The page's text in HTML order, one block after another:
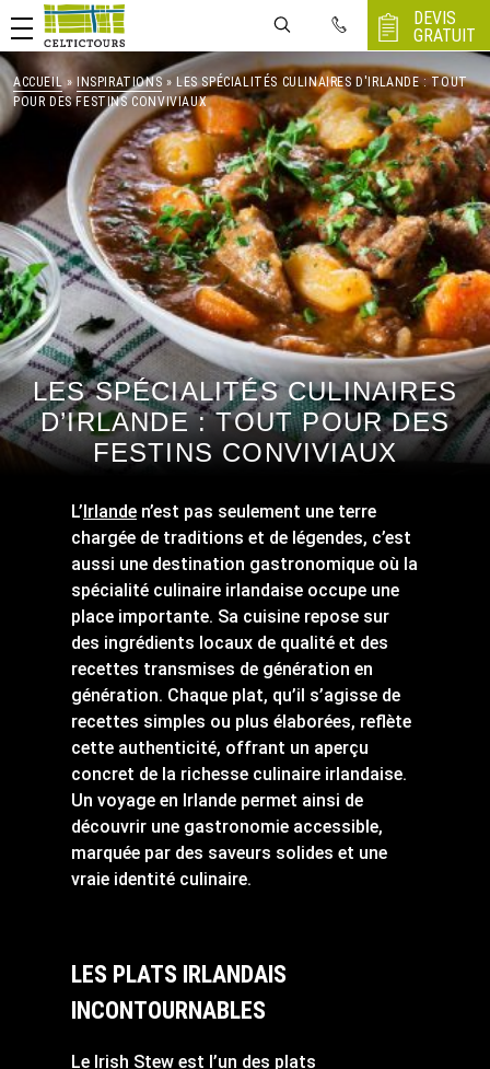
DEVIS
GRATUIT
ACCUEIL » INSPIRATIONS » LES SPÉCIALITÉS CULINAIRES D'IRLANDE : TOUT
POUR DES FESTINS CONVIVIAUX
LES SPÉCIALITÉS CULINAIRES
D’IRLANDE : TOUT POUR DES
FESTINS CONVIVIAUX
L’Irlande n’est pas seulement une terre
chargée de traditions et de légendes, c’est
aussi une destination gastronomique où la
spécialité culinaire irlandaise occupe une
place importante. Sa cuisine repose sur
des ingrédients locaux de qualité et des
recettes transmises de génération en
génération. Chaque plat, qu’il s’agisse de
recettes simples ou plus élaborées, reflète
cette authenticité, offrant un aperçu
concret de la richesse culinaire irlandaise.
Un voyage en Irlande permet ainsi de
découvrir une gastronomie accessible,
marquée par des saveurs solides et une
vraie identité culinaire.
LES PLATS IRLANDAIS
INCONTOURNABLES
Le Irish Stew est l’un des plats